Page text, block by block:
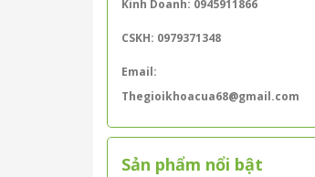
Kinh Doanh: 0945911866
CSKH: 0979371348
Email:
Thegioikhoacua68@gmail.com
Sản phẩm nổi bật